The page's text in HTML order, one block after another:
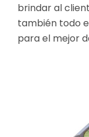
brindar al
también todo
para el mejor